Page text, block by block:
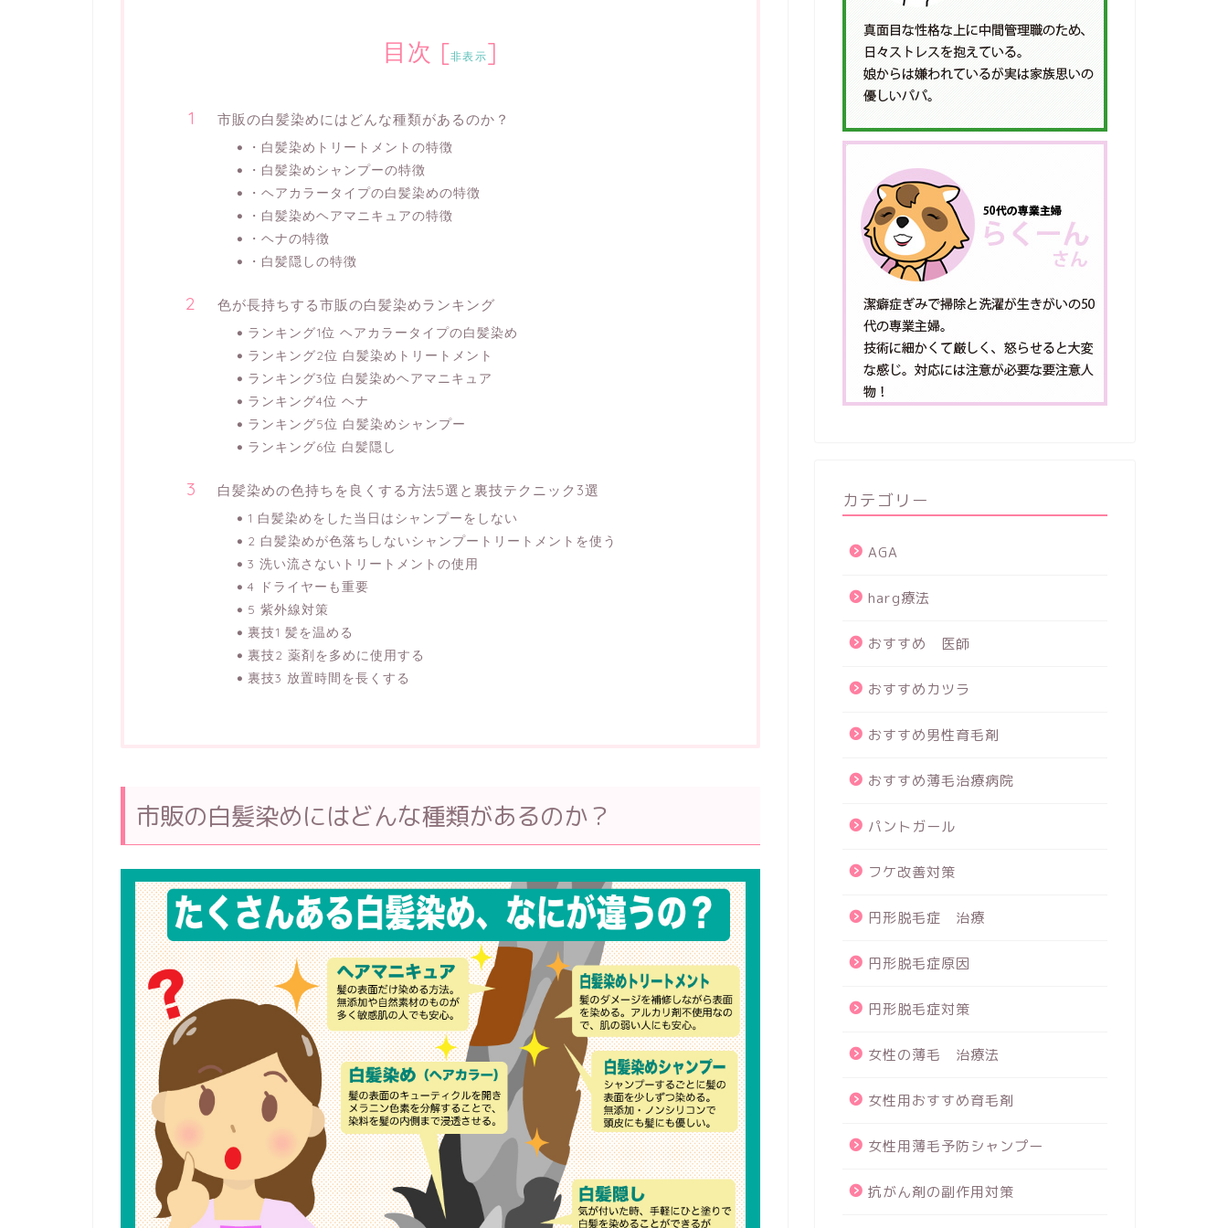
目次 [非表示]
市販の白髪染めにはどんな種類があるのか？
・白髪染めトリートメントの特徴
・白髪染めシャンプーの特徴
・ヘアカラータイプの白髪染めの特徴
・白髪染めヘアマニキュアの特徴
・ヘナの特徴
・白髪隠しの特徴
色が長持ちする市販の白髪染めランキング
ランキング1位 ヘアカラータイプの白髪染め
ランキング2位 白髪染めトリートメント
ランキング3位 白髪染めヘアマニキュア
ランキング4位 ヘナ
ランキング5位 白髪染めシャンプー
ランキング6位 白髪隠し
白髪染めの色持ちを良くする方法5選と裏技テクニック3選
1 白髪染めをした当日はシャンプーをしない
2 白髪染めが色落ちしないシャンプートリートメントを使う
3 洗い流さないトリートメントの使用
4 ドライヤーも重要
5 紫外線対策
裏技1 髪を温める
裏技2 薬剤を多めに使用する
裏技3 放置時間を長くする
市販の白髪染めにはどんな種類があるのか？
カテゴリー
AGA
harg療法
おすすめ 医師
おすすめカツラ
おすすめ男性育毛剤
おすすめ薄毛治療病院
パントガール
フケ改善対策
円形脱毛症 治療
円形脱毛症原因
円形脱毛症対策
女性の薄毛 治療法
女性用おすすめ育毛剤
女性用薄毛予防シャンプー
抗がん剤の副作用対策